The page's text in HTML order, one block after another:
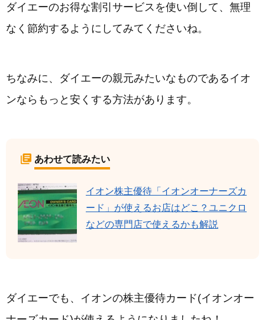
ダイエーのお得な割引サービスを使い倒して、無理
なく節約するようにしてみてくださいね。
ちなみに、ダイエーの親元みたいなものであるイオ
ンならもっと安くする方法があります。
あわせて読みたい
イオン株主優待「イオンオーナーズカ
ード」が使えるお店はどこ？ユニクロ
などの専門店で使えるかも解説
ダイエーでも、イオンの株主優待カード(イオンオー